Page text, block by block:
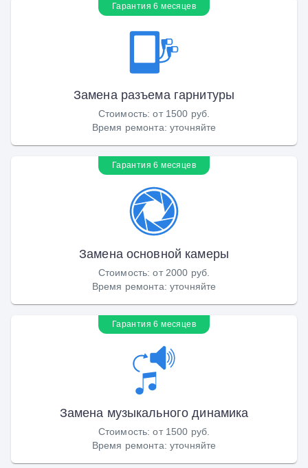
Гарантия 6 месяцев
Замена разъема гарнитуры
Стоимость:от 1500 руб.
Время ремонта: уточняйте
Гарантия 6 месяцев
Замена основной камеры
Стоимость:от 2000 руб.
Время ремонта: уточняйте
Гарантия 6 месяцев
Замена музыкального динамика
Стоимость:от 1500 руб.
Время ремонта: уточняйте